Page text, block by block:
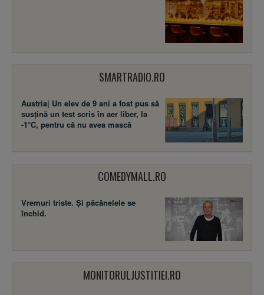
SMARTRADIO.RO
Austria| Un elev de 9 ani a fost pus să
susţină un test scris în aer liber, la
-1°C, pentru că nu avea mască
COMEDYMALL.RO
Vremuri triste. Şi păcănelele se
închid.
MONITORULJUSTITIEI.RO